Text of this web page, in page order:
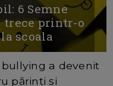
6 Semne
trece printr-o
scoala
a devenit
părinți și